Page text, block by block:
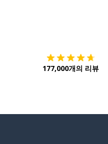
177,000개의 리뷰